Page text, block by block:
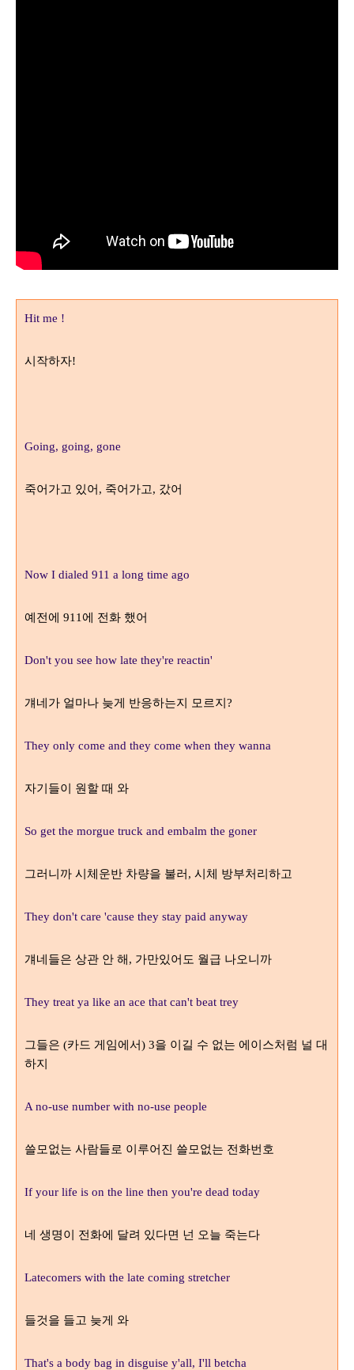
Hit me !
시작하자!
Going, going, gone
죽어가고 있어, 죽어가고, 갔어
Now I dialed 911 a long time ago
예전에 911에 전화 했어
Don't you see how late they're reactin'
걔네가 얼마나 늦게 반응하는지 모르지?
They only come and they come when they wanna
자기들이 원할 때 와
So get the morgue truck and embalm the goner
그러니까 시체운반 차량을 불러, 시체 방부처리하고
They don't care 'cause they stay paid anyway
걔네들은 상관 안 해, 가만있어도 월급 나오니까
They treat ya like an ace that can't beat trey
그들은 (카드 게임에서) 3을 이길 수 없는 에이스처럼 널 대
하지
A no-use number with no-use people
쓸모없는 사람들로 이루어진 쓸모없는 전화번호
If your life is on the line then you're dead today
네 생명이 전화에 달려 있다면 넌 오늘 죽는다
Latecomers with the late coming stretcher
들것을 들고 늦게 와
That's a body bag in disguise y'all, I'll betcha